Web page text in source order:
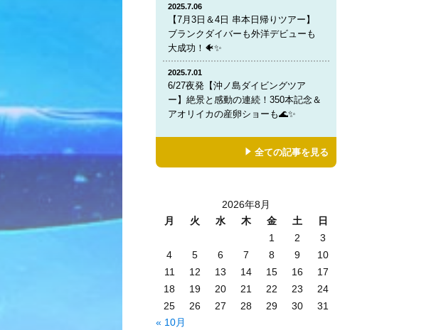
2025.7.06
【7月3日＆4日 串本日帰りツアー】
ブランクダイバーも外洋デビューも
大成功！🐠✨
2025.7.01
6/27夜発【沖ノ島ダイビングツア
ー】絶景と感動の連続！350本記念＆
アオリイカの産卵ショーも🌊✨
全ての記事を見る
2026年8月
月
火 水 木 金 土
日
1
2
3
4
5 6 7 8 9
10
11
12 13 14 15 16
17
18
19 20 21 22 23
24
25
26 27 28 29 30
31
« 10月